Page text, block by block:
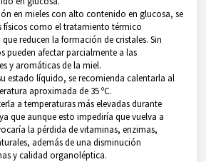
en mieles con alto contenido en glucosa, se
físicos como el tratamiento térmico
reducen la formación de cristales. Sin
pueden afectar parcialmente a las
y aromáticas de la miel.
estado líquido, se recomienda calentarla al
aproximada de 35 ºC.
a temperaturas más elevadas durante
que aunque esto impediría que vuelva a
la pérdida de vitaminas, enzimas,
además de una disminución
y calidad organoléptica.